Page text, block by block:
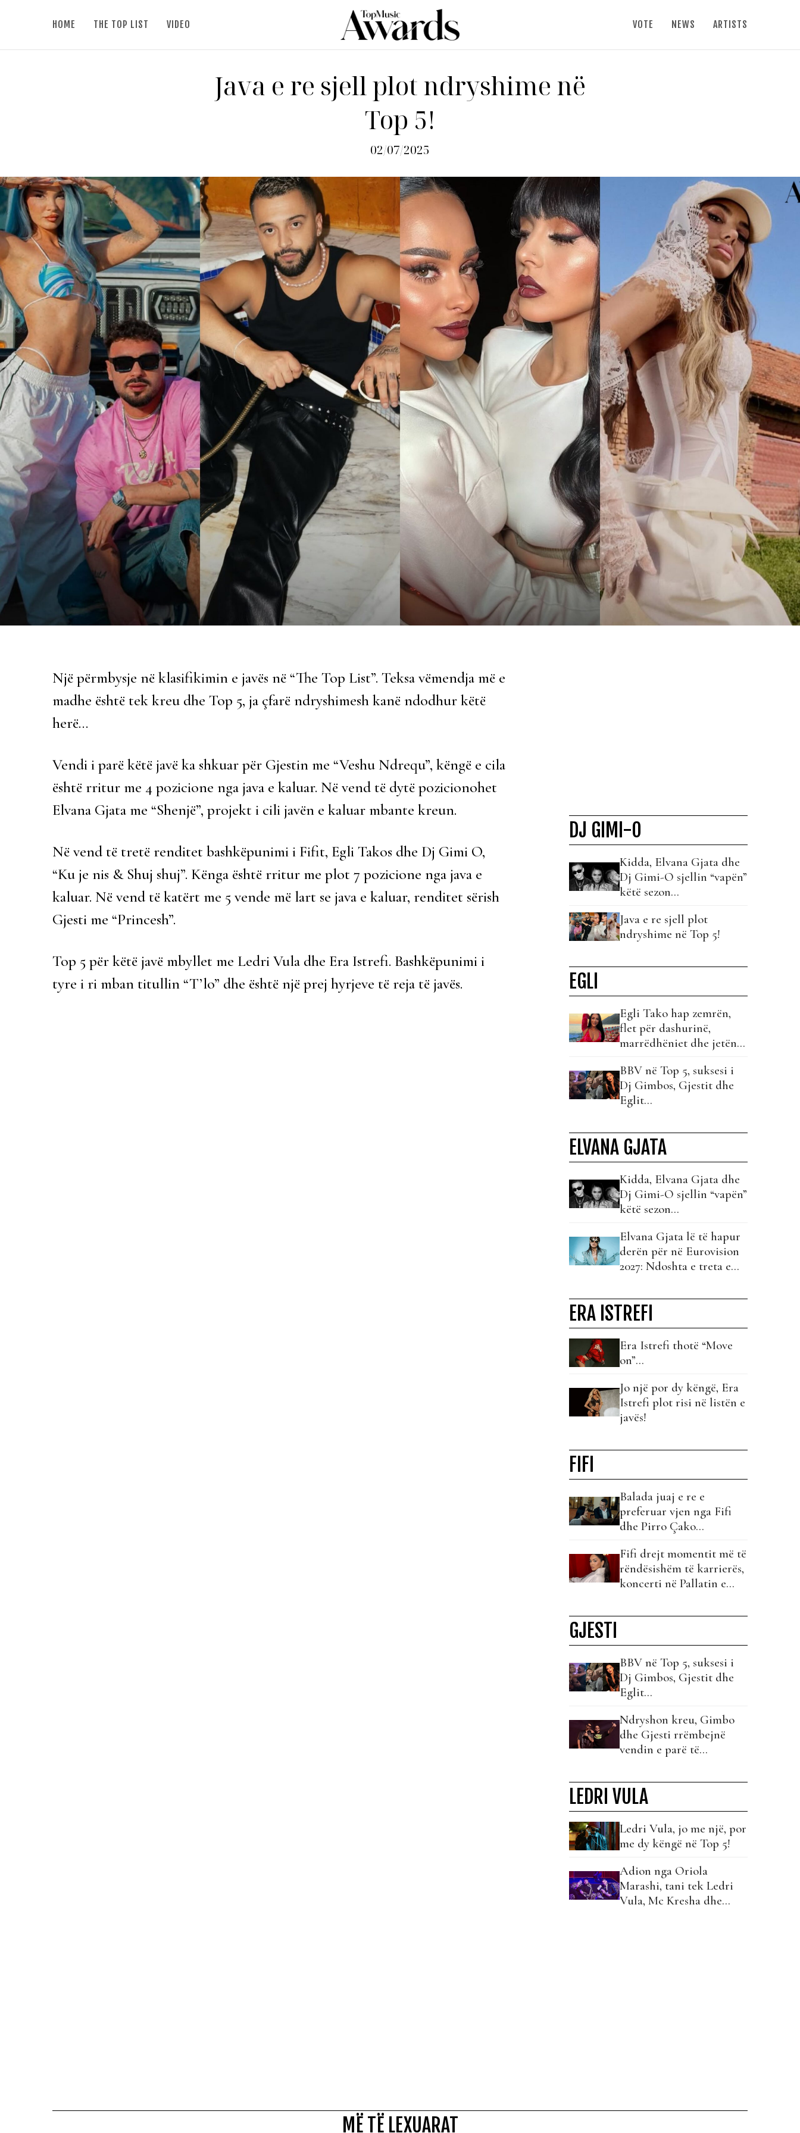
HOME THE TOP LIST VIDEO VOTE NEWS ARTISTS
Java e re sjell plot ndryshime në
Top 5!
02/07/2025
Një përmbysje në klasifikimin e javës në “The Top List”. Teksa vëmendja më e
madhe është tek kreu dhe Top 5, ja çfarë ndryshimesh kanë ndodhur këtë
herë…
Vendi i parë këtë javë ka shkuar për Gjestin me “Veshu Ndrequ”, këngë e cila
është rritur me 4 pozicione nga java e kaluar. Në vend të dytë pozicionohet
Elvana Gjata me “Shenjë”, projekt i cili javën e kaluar mbante kreun.
Në vend të tretë renditet bashkëpunimi i Fifit, Egli Takos dhe Dj Gimi O,
“Ku je nis & Shuj shuj”. Kënga është rritur me plot 7 pozicione nga java e
kaluar. Në vend të katërt me 5 vende më lart se java e kaluar, renditet sërish
Gjesti me “Princesh”.
Top 5 për këtë javë mbyllet me Ledri Vula dhe Era Istrefi. Bashkëpunimi i
tyre i ri mban titullin “T’lo” dhe është një prej hyrjeve të reja të javës.
DJ GIMI-O
Kidda, Elvana Gjata dhe
Dj Gimi-O sjellin “vapën”
këtë sezon…
Java e re sjell plot
ndryshime në Top 5!
EGLI
Egli Tako hap zemrën,
flet për dashurinë,
marrëdhëniet dhe jetën
BBV në Top 5, suksesi i
Dj Gimbos, Gjestit dhe
Eglit…
ELVANA GJATA
Kidda, Elvana Gjata dhe
Dj Gimi-O sjellin “vapën”
këtë sezon…
Elvana Gjata lë të hapur
derën për në Eurovision
2027: Ndoshta e treta e
ERA ISTREFI
Era Istrefi thotë “Move
on”…
Jo një por dy këngë, Era
Istrefi plot risi në listën e
javës!
FIFI
Balada juaj e re e
preferuar vjen nga Fifi
dhe Pirro Çako…
Fifi drejt momentit më të
rëndësishëm të karrierës,
koncerti në Pallatin e
dita që rilinda…
GJESTI
BBV në Top 5, suksesi i
Dj Gimbos, Gjestit dhe
Eglit…
Ndryshon kreu, Gimbo
dhe Gjesti rrëmbejnë
vendin e parë të
LEDRI VULA
Ledri Vula, jo me një, por
me dy këngë në Top 5!
Adion nga Oriola
Marashi, tani tek Ledri
Vula, Mc Kresha dhe
MË TË LEXUARAT